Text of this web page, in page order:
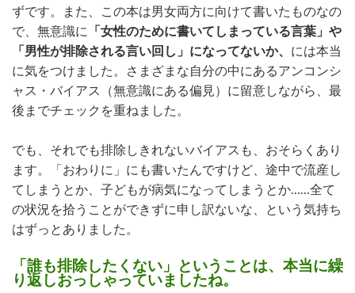
ずです。また、この本は男女両方に向けて書いたものなの
で、無意識に 「女性のために書いてしまっている言葉」や
「男性が排除される言い回し」になってないか、 には本当
に気をつけました。さまざまな自分の中にあるアンコンシ
ャス・バイアス（無意識にある偏見）に留意しながら、最
後までチェックを重ねました。
でも、それでも排除しきれないバイアスも、おそらくあり
ます。「おわりに」にも書いたんですけど、途中で流産し
てしまうとか、子どもが病気になってしまうとか……全て
の状況を拾うことができずに申し訳ないな、という気持ち
はずっとありました。
「誰も排除したくない」ということは、本当に繰
り返しおっしゃっていましたね。